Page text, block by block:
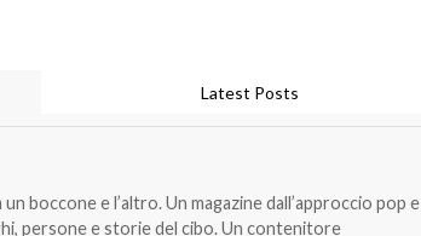
Latest Posts
boccone e l’altro. Un magazine dall’approccio pop e
persone e storie del cibo. Un contenitore